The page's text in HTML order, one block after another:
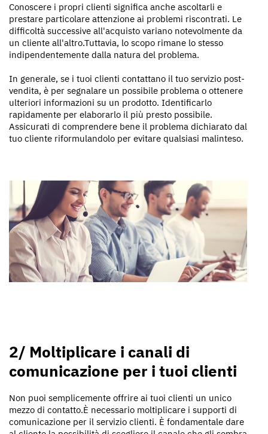
Conoscere i propri clienti significa anche ascoltarli e
prestare particolare attenzione ai problemi riscontrati. Le
difficoltà successive all'acquisto variano notevolmente da
un cliente all'altro.Tuttavia, lo scopo rimane lo stesso
indipendentemente dalla natura del problema.
In generale, se i tuoi clienti contattano il tuo servizio post-
vendita, è per segnalare un possibile problema o ottenere
ulteriori informazioni su un prodotto. Identificarlo
rapidamente per elaborarlo il più presto possibile.
Assicurati di comprendere bene il problema dichiarato dal
tuo cliente riformulandolo per evitare qualsiasi malinteso.
2/ Moltiplicare i canali di
comunicazione per i tuoi clienti
Non puoi semplicemente offrire ai tuoi clienti un unico
mezzo di contatto.È necessario moltiplicare i supporti di
comunicazione per il servizio clienti. È fondamentale dare